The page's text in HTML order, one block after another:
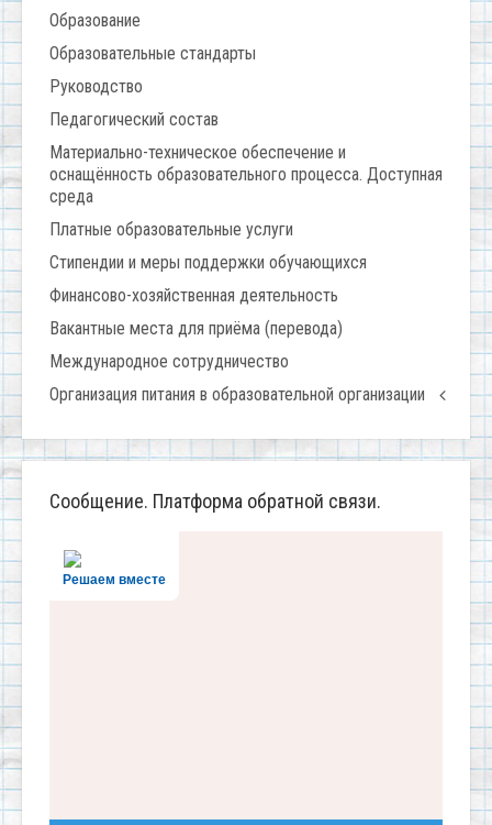
Образование
Образовательные стандарты
Руководство
Педагогический состав
Материально-техническое обеспечение и
оснащённость образовательного процесса. Доступная
среда
Платные образовательные услуги
Стипендии и меры поддержки обучающихся
Финансово-хозяйственная деятельность
Вакантные места для приёма (перевода)
Международное сотрудничество
Организация питания в образовательной организации
Сообщение. Платформа обратной связи.
Решаем вместе